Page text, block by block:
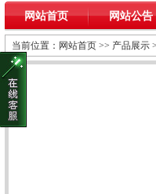
网站首页 网站公告
当前位置： 网站首页 >> 产品展示